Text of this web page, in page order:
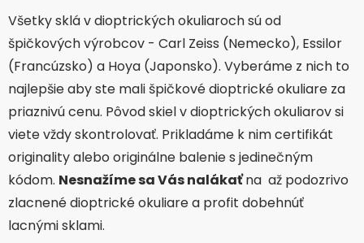
Všetky sklá v dioptrických okuliaroch sú od
špičkových výrobcov - Carl Zeiss (Nemecko), Essilor
(Francúzsko) a Hoya (Japonsko). Vyberáme z nich to
najlepšie aby ste mali špičkové dioptrické okuliare za
priaznivú cenu. Pôvod skiel v dioptrických okuliarov si
viete vždy skontrolovať. Prikladáme k nim certifikát
originality alebo originálne balenie s jedinečným
kódom. Nesnažíme sa Vás nalákaťna až podozrivo
zlacnené dioptrické okuliare a profit dobehnúť
lacnými sklami.